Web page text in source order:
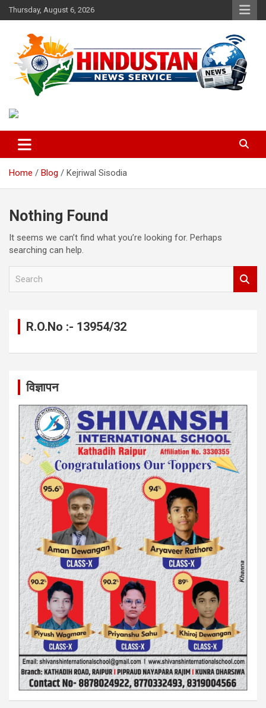
Skip
to
Thursday, August 6, 2026
Hindustan News Service
Home Blog Kejriwal Sisodia
Nothing Found
It seems we can’t find what you’re looking for. Perhaps
searching can help.
R.O.No :- 13954/32
विज्ञापन